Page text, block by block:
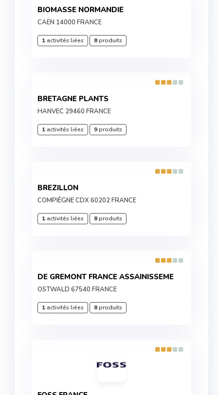
BIOMASSE NORMANDIE
CAEN 14000 FRANCE
1activités liées 8produits
BRETAGNE PLANTS
HANVEC 29460 FRANCE
1activités liées 9produits
BREZILLON
COMPIÈGNE CDX 60202 FRANCE
1activités liées 8produits
DE GREMONT FRANCE ASSAINISSEME
OSTWALD 67540 FRANCE
1activités liées 8produits